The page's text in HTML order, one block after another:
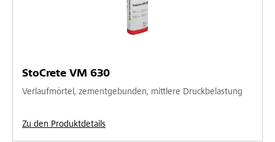
StoCrete VM 630
Verlaufmörtel, zementgebunden, mittlere Druckbelastung
Zu den Produktdetails